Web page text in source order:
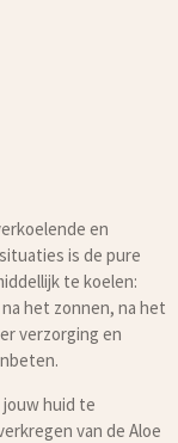
en
is de pure
te koelen:
het zonnen, na het
verzorging en
jouw huid te
van de Aloe